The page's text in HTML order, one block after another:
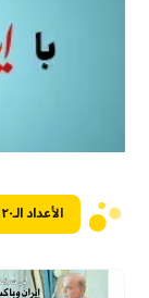
الأعداد الـ۲۰ الأخيرة